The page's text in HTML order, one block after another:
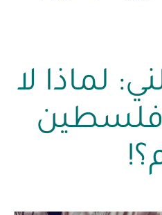
لماذا لا
فلسطين